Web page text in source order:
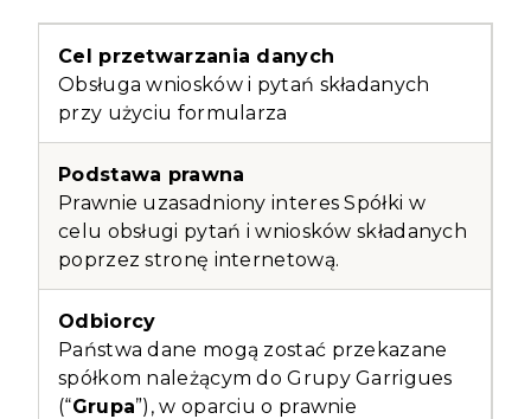
Obsługa wniosków i pytań składanych
przy użyciu formularza
Prawnie uzasadniony interes Spółki w
celu obsługi pytań i wniosków składanych
poprzez stronę internetową.
Państwa dane mogą zostać przekazane
spółkom należącym do Grupy Garrigues
(“Grupa”), w oparciu o prawnie